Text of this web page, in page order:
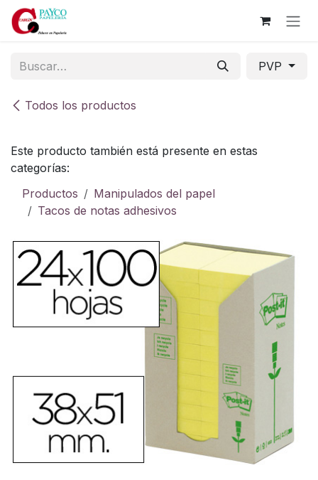
Ir al contenido
Todos los productos
PVP
Este producto también está presente en estas
categorías:
Productos
Manipulados del papel
Tacos de notas adhesivos